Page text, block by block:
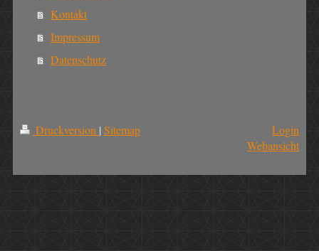
Kontakt
Impressum
Datenschutz
Druckversion | Sitemap
Login
Webansicht